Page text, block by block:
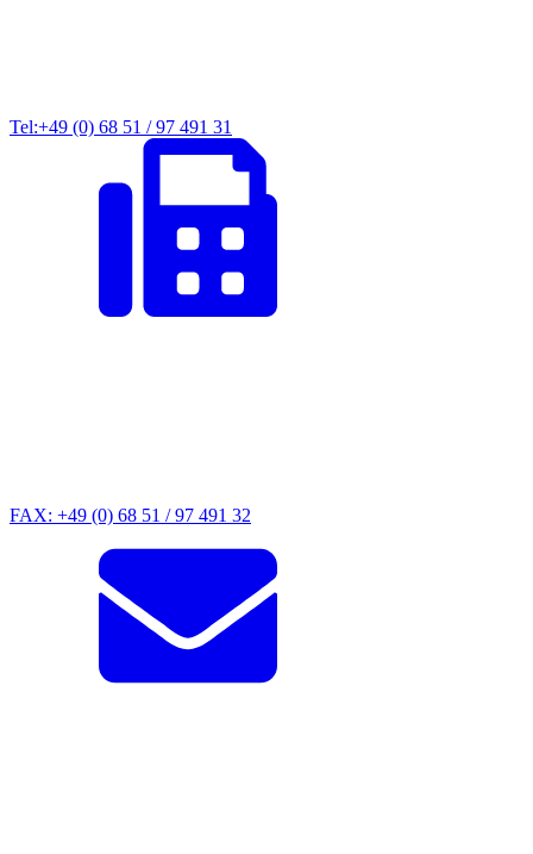
Tel:+49 (0) 68 51 / 97 491 31
FAX: +49 (0) 68 51 / 97 491 32